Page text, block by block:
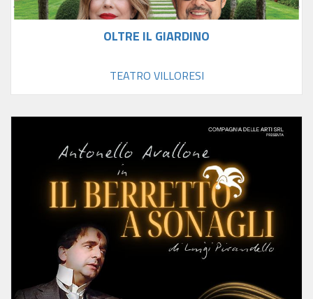
OLTRE IL GIARDINO
TEATRO VILLORESI